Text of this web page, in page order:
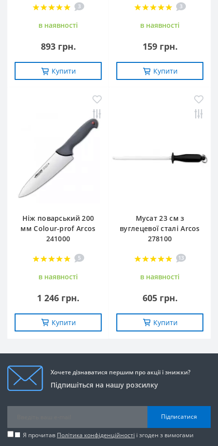
3
в наявностi
893 грн.
Купити
3
в наявностi
159 грн.
Купити
Ніж поварський 200
мм Сolour-prof Arcos
241000
5
в наявностi
1 246 грн.
Купити
Мусат 23 см з
вуглецевої сталі Arcos
278100
13
в наявностi
605 грн.
Купити
Хочете дізнаватися першим про акції і знижки?
Підпишіться на нашу розсилку
Підписатися
Я прочитав Політика конфіденційності і згоден з вимогами